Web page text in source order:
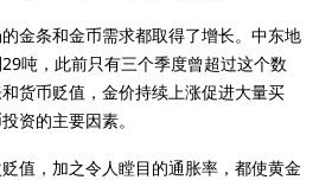
金条和金币需求都取得了增长。中东地
吨，此前只有三个季度曾超过这个数
货币贬值，金价持续上涨促进大量买
资的主要因素。
值，加之令人瞠目的通胀率，都使黄金